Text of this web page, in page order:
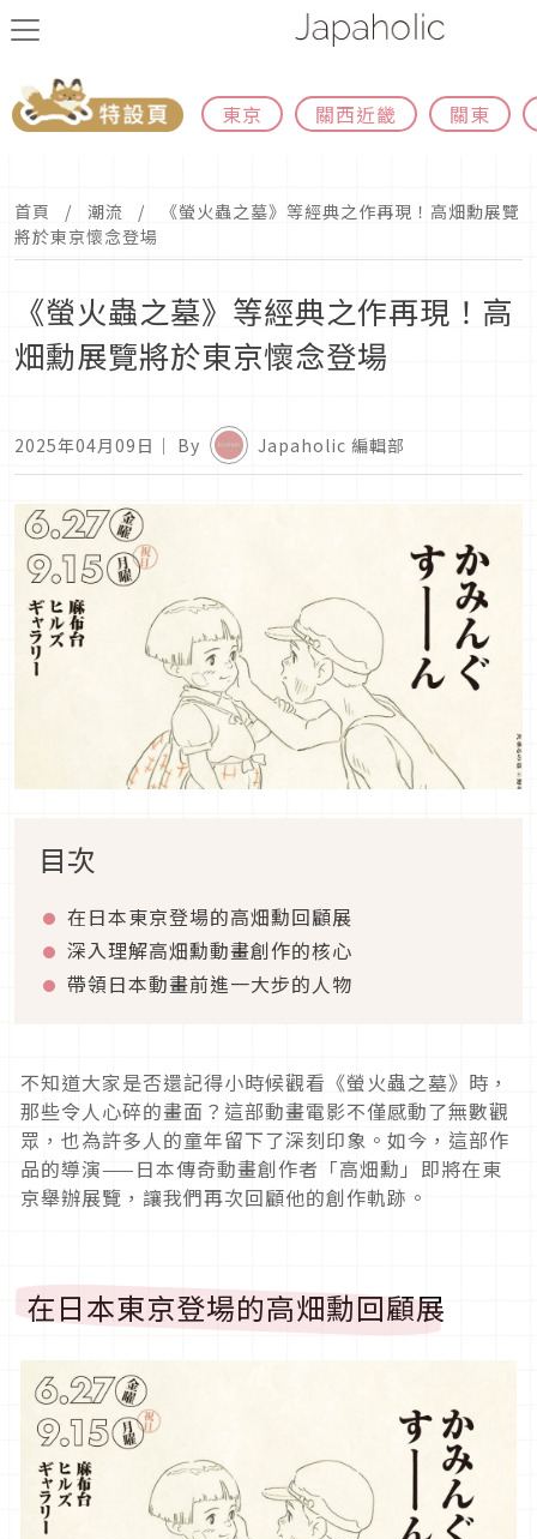
東京 關西近畿 關東
首頁 潮流
《螢火蟲之墓》等經典之作再現！高畑勳展覽
將於東京懷念登場
《螢火蟲之墓》等經典之作再現！高
畑勳展覽將於東京懷念登場
2025年04月09日 ｜ By Japaholic 編輯部
目次
在日本東京登場的高畑勳回顧展
深入理解高畑勳動畫創作的核心
帶領日本動畫前進一大步的人物
不知道大家是否還記得小時候觀看《螢火蟲之墓》時，
那些令人心碎的畫面？這部動畫電影不僅感動了無數觀
眾，也為許多人的童年留下了深刻印象。如今，這部作
品的導演——日本傳奇動畫創作者「高畑勳」即將在東
京舉辦展覽，讓我們再次回顧他的創作軌跡。
在日本東京登場的高畑勳回顧展